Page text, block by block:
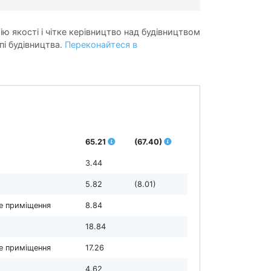
якості і чітке керівництво над будівництвом
будівництва. Переконайтеся в
65.21 (67.40)
3.44
5.82 (8.01)
приміщення 8.84
18.84
приміщення 17.26
4.62